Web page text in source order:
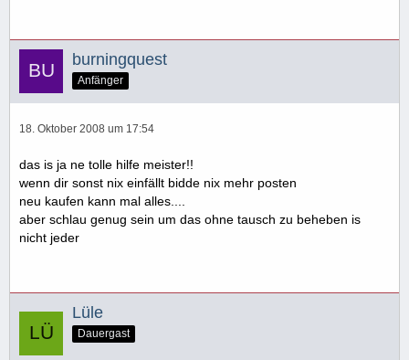
burningquest
Anfänger
18. Oktober 2008 um 17:54
das is ja ne tolle hilfe meister!!
wenn dir sonst nix einfällt bidde nix mehr posten
neu kaufen kann mal alles....
aber schlau genug sein um das ohne tausch zu beheben is
nicht jeder
Lüle
Dauergast